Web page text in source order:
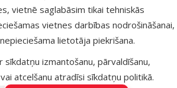
vietnē saglabāsim tikai tehniskās
vietnes darbības nodrošināšanai,
lietotāja piekrišana.
sīkdatņu izmantošanu, pārvaldīšanu,
atcelšanu atradīsi sīkdatņu politikā.
Apakškategorija
Preces suņiem
Preces kaķiem